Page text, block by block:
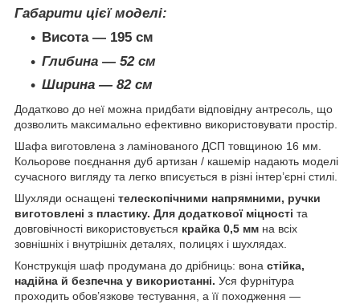
Габарити цієї моделі:
Висота — 195 см
Глибина — 52 см
Ширина — 82 см
Додатково до неї можна придбати відповідну антресоль, що
дозволить максимально ефективно використовувати простір.
Шафа виготовлена з ламінованого ДСП товщиною 16 мм.
Кольорове поєднання дуб артизан / кашемір надають моделі
сучасного вигляду та легко вписується в різні інтер’єрні стилі.
Шухляди оснащені телескопічними напрямними, ручки
виготовлені з пластику. Для додаткової міцності та
довговічності використовується крайка 0,5 мм на всіх
зовнішніх і внутрішніх деталях, полицях і шухлядах.
Конструкція шаф продумана до дрібниць: вона стійка,
надійна й безпечна у використанні. Уся фурнітура
проходить обов’язкове тестування, а її походження —